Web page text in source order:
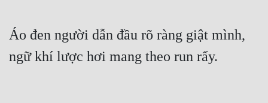
Áo đen người dẫn đầu rõ ràng giật mình,
ngữ khí lược hơi mang theo run rẩy.